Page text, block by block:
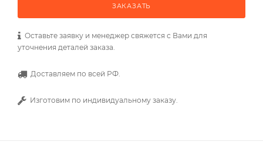
ЗАКАЗАТЬ
Оставьте заявку и менеджер свяжется с Вами для
уточнения деталей заказа.
Доставляем по всей РФ.
Изготовим по индивидуальному заказу.